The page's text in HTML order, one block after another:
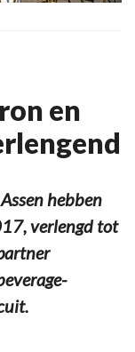
en
hebben
verlengd tot